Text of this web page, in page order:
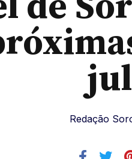
Redação